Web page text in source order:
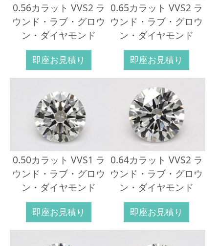
0.56カラット VVS2 ラ
ウンド・ラブ・グロウ
ン・ダイヤモンド
即座お見積り
0.65カラット VVS2 ラ
ウンド・ラブ・グロウ
ン・ダイヤモンド
即座お見積り
0.50カラット VVS1 ラ
ウンド・ラブ・グロウ
ン・ダイヤモンド
即座お見積り
0.64カラット VVS2 ラ
ウンド・ラブ・グロウ
ン・ダイヤモンド
即座お見積り